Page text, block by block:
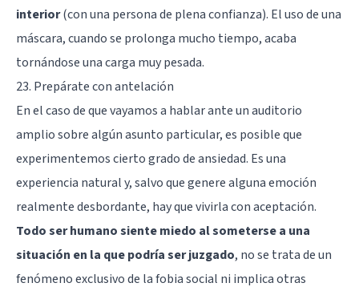
interior(con una persona de plena confianza). El uso de una
máscara, cuando se prolonga mucho tiempo, acaba
tornándose una carga muy pesada.
23. Prepárate con antelación
En el caso de que vayamos a hablar ante un auditorio
amplio sobre algún asunto particular, es posible que
experimentemos cierto grado de ansiedad. Es una
experiencia natural y, salvo que genere alguna emoción
realmente desbordante, hay que vivirla con aceptación.
Todo ser humano siente miedo al someterse a una
situación en la que podría ser juzgado, no se trata de un
fenómeno exclusivo de la fobia social ni implica otras